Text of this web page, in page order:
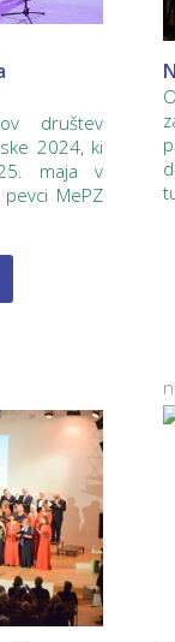
društev
2024, ki
maja v
MePZ